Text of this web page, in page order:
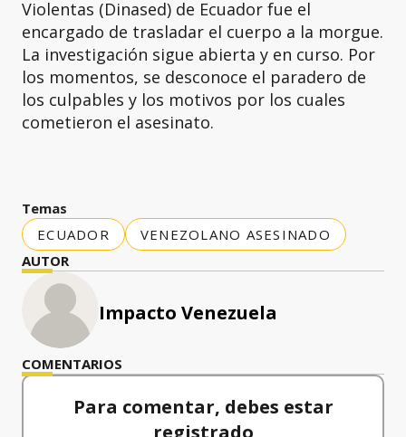
Violentas (Dinased) de Ecuador fue el
encargado de trasladar el cuerpo a la morgue.
La investigación sigue abierta y en curso. Por
los momentos, se desconoce el paradero de
los culpables y los motivos por los cuales
cometieron el asesinato.
Temas
ECUADOR
VENEZOLANO ASESINADO
AUTOR
Impacto Venezuela
COMENTARIOS
Para comentar, debes estar
registrado